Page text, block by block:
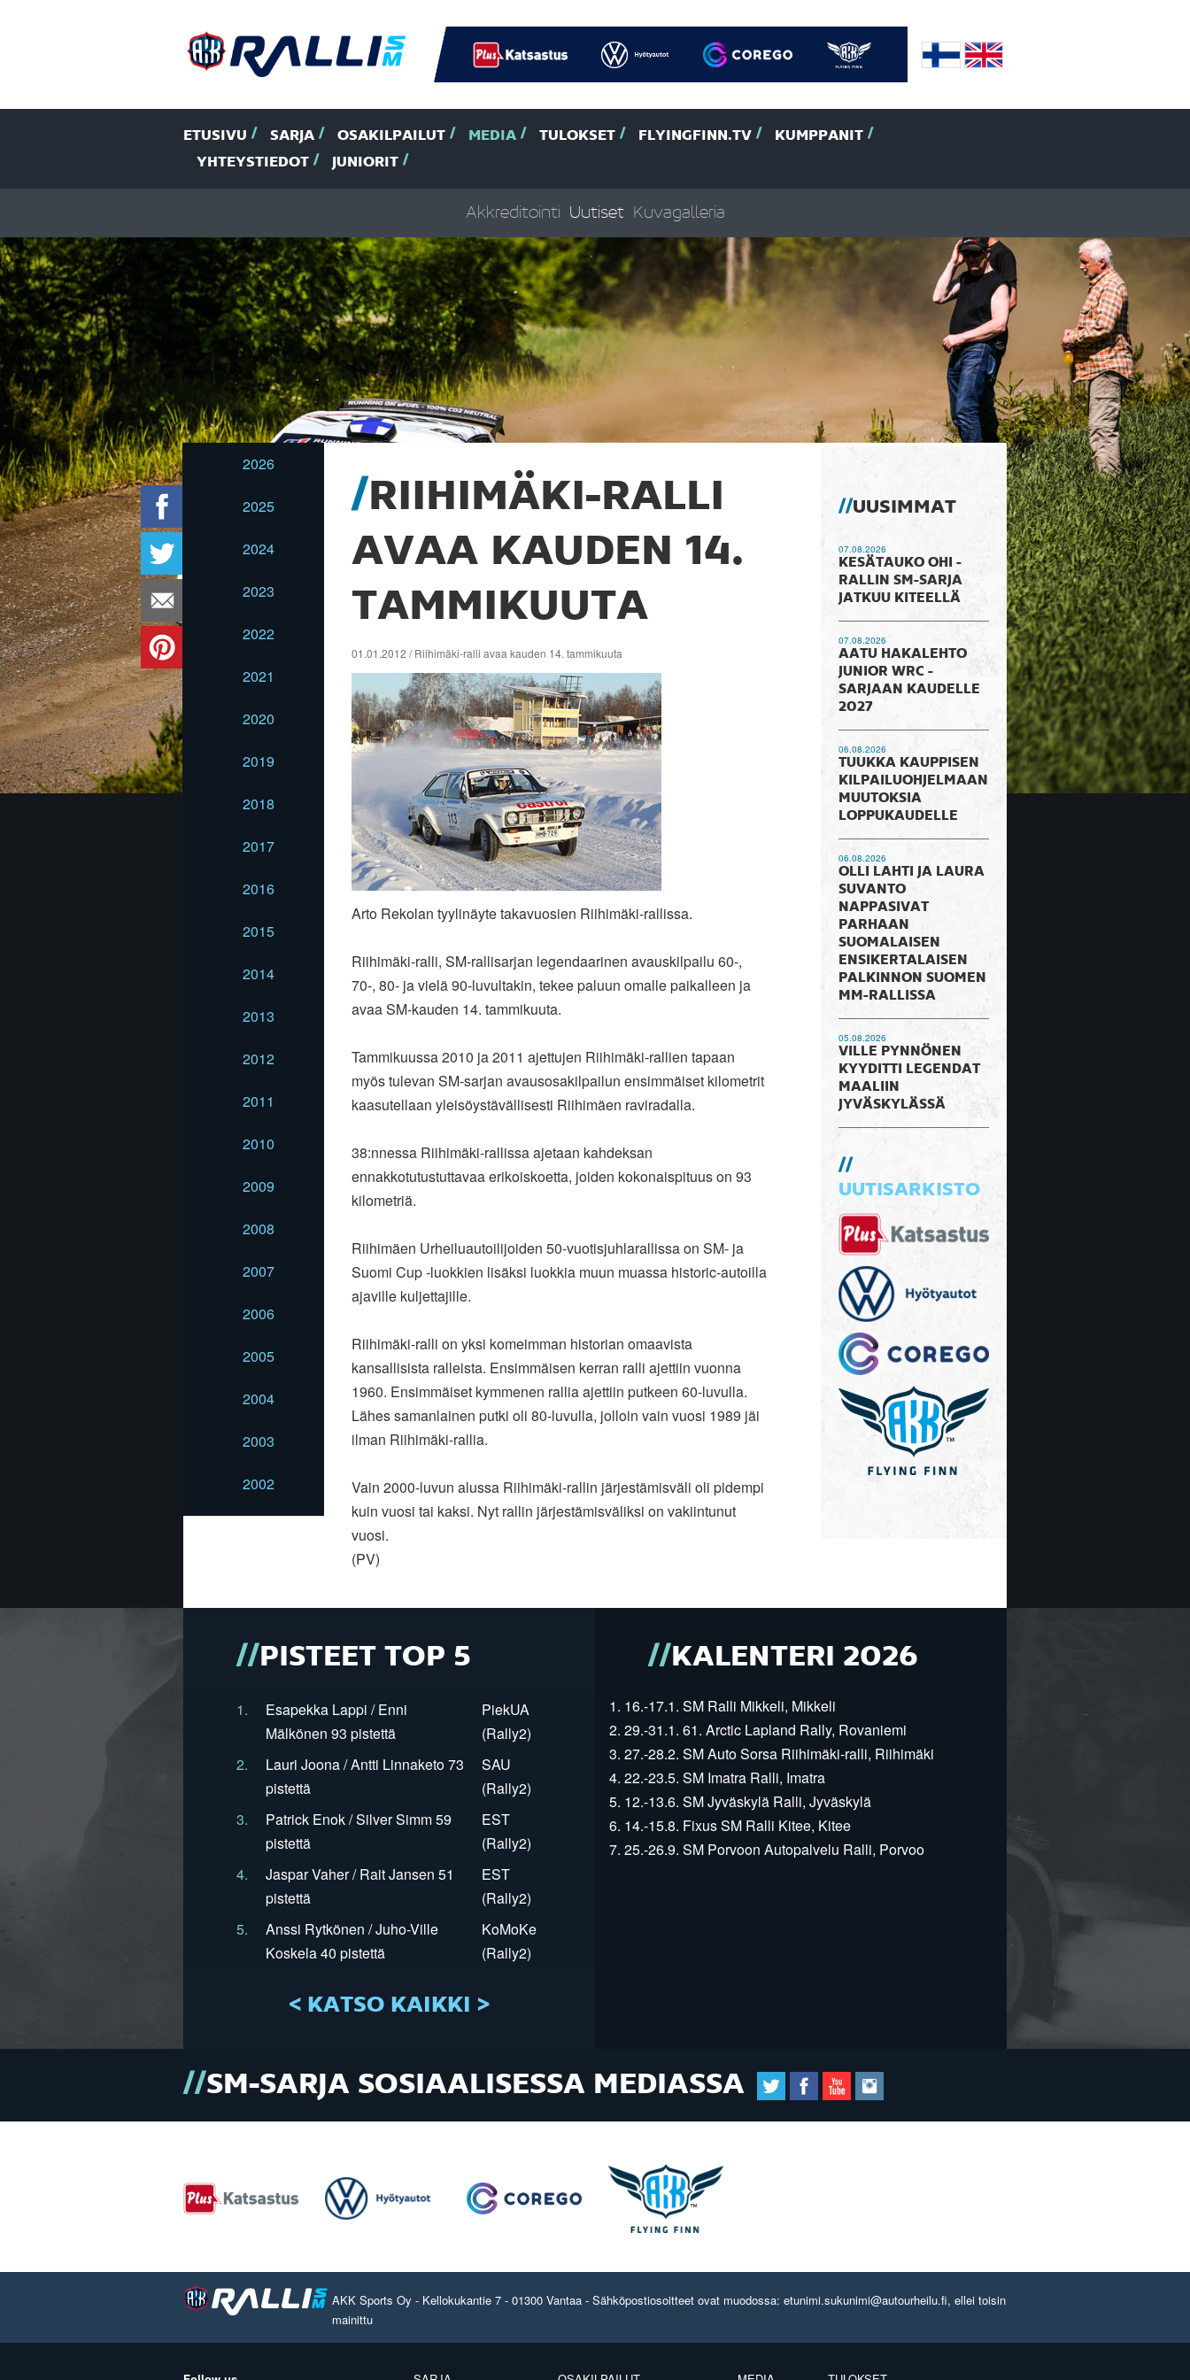
ETUSIVU SARJA OSAKILPAILUT MEDIA TULOKSET FLYINGFINN.TV
KUMPPANIT
YHTEYSTIEDOT
JUNIORIT
Akkreditointi Uutiset Kuvagalleria
2026
2025
2024
2023
2022
2021
2020
2019
2018
2017
2016
2015
2014
2013
2012
2011
2010
2009
2008
2007
2006
2005
2004
2003
2002
RIIHIMÄKI-RALLI
AVAA KAUDEN 14.
TAMMIKUUTA
01.01.2012 / Riihimäki-ralli avaa kauden 14. tammikuuta
Arto Rekolan tyylinäyte takavuosien Riihimäki-rallissa.
Riihimäki-ralli, SM-rallisarjan legendaarinen avauskilpailu 60-,
70-, 80- ja vielä 90-luvultakin, tekee paluun omalle paikalleen ja
avaa SM-kauden 14. tammikuuta.
Tammikuussa 2010 ja 2011 ajettujen Riihimäki-rallien tapaan
myös tulevan SM-sarjan avausosakilpailun ensimmäiset kilometrit
kaasutellaan yleisöystävällisesti Riihimäen raviradalla.
38:nnessa Riihimäki-rallissa ajetaan kahdeksan
ennakkotutustuttavaa erikoiskoetta, joiden kokonaispituus on 93
kilometriä.
Riihimäen Urheiluautoilijoiden 50-vuotisjuhlarallissa on SM- ja
Suomi Cup -luokkien lisäksi luokkia muun muassa historic-autoilla
ajaville kuljettajille.
Riihimäki-ralli on yksi komeimman historian omaavista
kansallisista ralleista. Ensimmäisen kerran ralli ajettiin vuonna
1960. Ensimmäiset kymmenen rallia ajettiin putkeen 60-luvulla.
Lähes samanlainen putki oli 80-luvulla, jolloin vain vuosi 1989 jäi
ilman Riihimäki-rallia.
Vain 2000-luvun alussa Riihimäki-rallin järjestämisväli oli pidempi
kuin vuosi tai kaksi. Nyt rallin järjestämisväliksi on vakiintunut
vuosi.
(PV)
UUSIMMAT
07.08.2026
KESÄTAUKO OHI -
RALLIN SM-SARJA
JATKUU KITEELLÄ
07.08.2026
AATU HAKALEHTO
JUNIOR WRC -
SARJAAN KAUDELLE
2027
06.08.2026
TUUKKA KAUPPISEN
KILPAILUOHJELMAAN
MUUTOKSIA
LOPPUKAUDELLE
06.08.2026
OLLI LAHTI JA LAURA
SUVANTO
NAPPASIVAT
PARHAAN
SUOMALAISEN
ENSIKERTALAISEN
PALKINNON SUOMEN
MM-RALLISSA
05.08.2026
VILLE PYNNÖNEN
KYYDITTI LEGENDAT
MAALIIN
JYVÄSKYLÄSSÄ
UUTISARKISTO
PISTEET TOP 5
1.
Esapekka Lappi / Enni
Mälkönen 93 pistettä
PiekUA
(Rally2)
2.
Lauri Joona / Antti Linnaketo 73
pistettä
SAU
(Rally2)
3.
Patrick Enok / Silver Simm 59
pistettä
EST
(Rally2)
4.
Jaspar Vaher / Rait Jansen 51
pistettä
EST
(Rally2)
5.
Anssi Rytkönen / Juho-Ville
Koskela 40 pistettä
KoMoKe
(Rally2)
< KATSO KAIKKI >
KALENTERI 2026
1. 16.-17.1. SM Ralli Mikkeli, Mikkeli
2. 29.-31.1. 61. Arctic Lapland Rally, Rovaniemi
3. 27.-28.2. SM Auto Sorsa Riihimäki-ralli, Riihimäki
4. 22.-23.5. SM Imatra Ralli, Imatra
5. 12.-13.6. SM Jyväskylä Ralli, Jyväskylä
6. 14.-15.8. Fixus SM Ralli Kitee, Kitee
7. 25.-26.9. SM Porvoon Autopalvelu Ralli, Porvoo
SM-SARJA SOSIAALISESSA MEDIASSA
AKK Sports Oy - Kellokukantie 7 - 01300 Vantaa - Sähköpostiosoitteet ovat muodossa: etunimi.sukunimi@autourheilu.fi, ellei toisin
mainittu